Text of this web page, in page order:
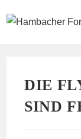
Inhalt
DIE
SIND